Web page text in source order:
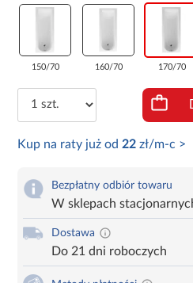
150/70 160/70 170/70
Kup na raty już od 22 zł/m-c >
Bezpłatny odbiór towaru
W sklepach
Dostawa
Do 21 dni roboczych